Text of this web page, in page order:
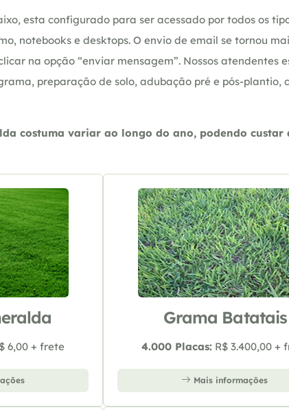
esta configurado para ser acessado por todos os
notebooks e desktops. O envio de email se tornou
na opção “enviar mensagem”. Nossos
preparação de solo, adubação pré e pós-
costuma variar ao longo do ano, podendo custar
6,00 + frete
Grama Batatais
4.000 Placas: R$ 3.400,00 +
Mais informações